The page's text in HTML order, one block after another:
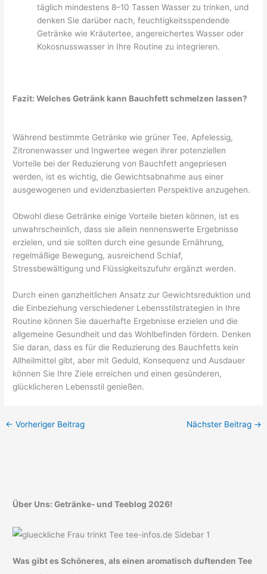
täglich mindestens 8–10 Tassen Wasser zu trinken, und
denken Sie darüber nach, feuchtigkeitsspendende
Getränke wie Kräutertee, angereichertes Wasser oder
Kokosnusswasser in Ihre Routine zu integrieren.
Fazit: Welches Getränk kann Bauchfett schmelzen lassen?
Während bestimmte Getränke wie grüner Tee, Apfelessig,
Zitronenwasser und Ingwertee wegen ihrer potenziellen
Vorteile bei der Reduzierung von Bauchfett angepriesen
werden, ist es wichtig, die Gewichtsabnahme aus einer
ausgewogenen und evidenzbasierten Perspektive anzugehen.
Obwohl diese Getränke einige Vorteile bieten können, ist es
unwahrscheinlich, dass sie allein nennenswerte Ergebnisse
erzielen, und sie sollten durch eine gesunde Ernährung,
regelmäßige Bewegung, ausreichend Schlaf,
Stressbewältigung und Flüssigkeitszufuhr ergänzt werden.
Durch einen ganzheitlichen Ansatz zur Gewichtsreduktion und
die Einbeziehung verschiedener Lebensstilstrategien in Ihre
Routine können Sie dauerhafte Ergebnisse erzielen und die
allgemeine Gesundheit und das Wohlbefinden fördern. Denken
Sie daran, dass es für die Reduzierung des Bauchfetts kein
Allheilmittel gibt, aber mit Geduld, Konsequenz und Ausdauer
können Sie Ihre Ziele erreichen und einen gesünderen,
glücklicheren Lebensstil genießen.
← Vorheriger Beitrag Nächster Beitrag →
Über Uns: Getränke- und Teeblog 2026!
Was gibt es Schöneres, als einen aromatisch duftenden Tee